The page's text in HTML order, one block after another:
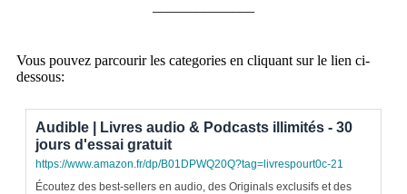
Vous pouvez parcourir les categories en cliquant sur le lien ci-
dessous:
Audible | Livres audio & Podcasts illimités - 30
jours d'essai gratuit
https://www.amazon.fr/dp/B01DPWQ20Q?tag=livrespourt0c-21
Écoutez des best-sellers en audio, des Originals exclusifs et des